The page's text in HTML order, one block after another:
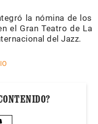
la nómina de los
el Gran Teatro de La
del Jazz.